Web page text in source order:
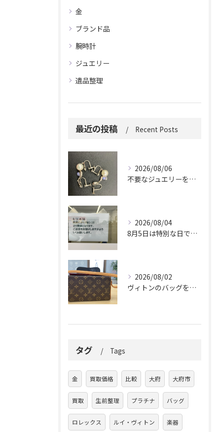
金
ブランド品
腕時計
ジュエリー
遺品整理
最近の投稿 Recent Posts
2026/08/06
不要なジュエリーを眠らせていませんか？
2026/08/04
8月5日は特別な日です。
2026/08/02
ヴィトンのバッグを久しぶりに取り出しましたか？
タグ Tags
金 買取価格 比較 大府 大府市
買取 生前整理 プラチナ バッグ
ロレックス ルイ・ヴィトン 楽器